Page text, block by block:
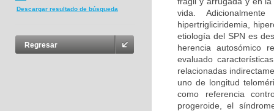
Descargar resultado de búsqueda
Regresar
vida.
hipertrigliciridemia,
etiología del SPN es
herencia autosómico
evaluado
relacionadas
uno de longitud
como referencia
progeroide, el